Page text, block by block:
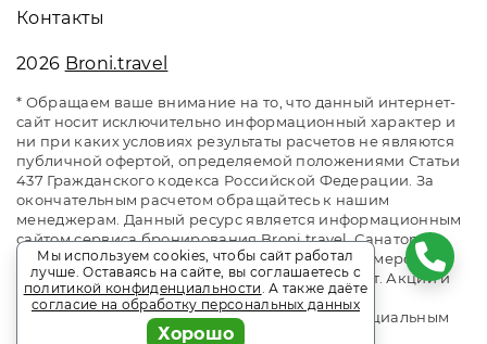
Контакты
2026 Broni.travel
* Обращаем ваше внимание на то, что данный интернет-
сайт носит исключительно информационный характер и
ни при каких условиях результаты расчетов не являются
публичной офертой, определяемой положениями Статьи
437 Гражданского кодекса Российской Федерации. За
окончательным расчетом обращайтесь к нашим
менеджерам. Данный ресурс является информационным
сайтом сервиса бронирования Broni.travel. Санаторий
«Малая бухта». Сайт онлайн бронирования номеров.
Актуальные цены, прайс-листы и наличие мест. Акции и
спецпредложения. Выгодное бронирование.
Индивидуальный менеджер. Не является официальным
сайтом объекта размещения.
Мы используем cookies, чтобы сайт работал
лучше. Оставаясь на сайте, вы соглашаетесь с
политикой конфиденциальности. А также даёте
согласие на обработку персональных данных
Хорошо